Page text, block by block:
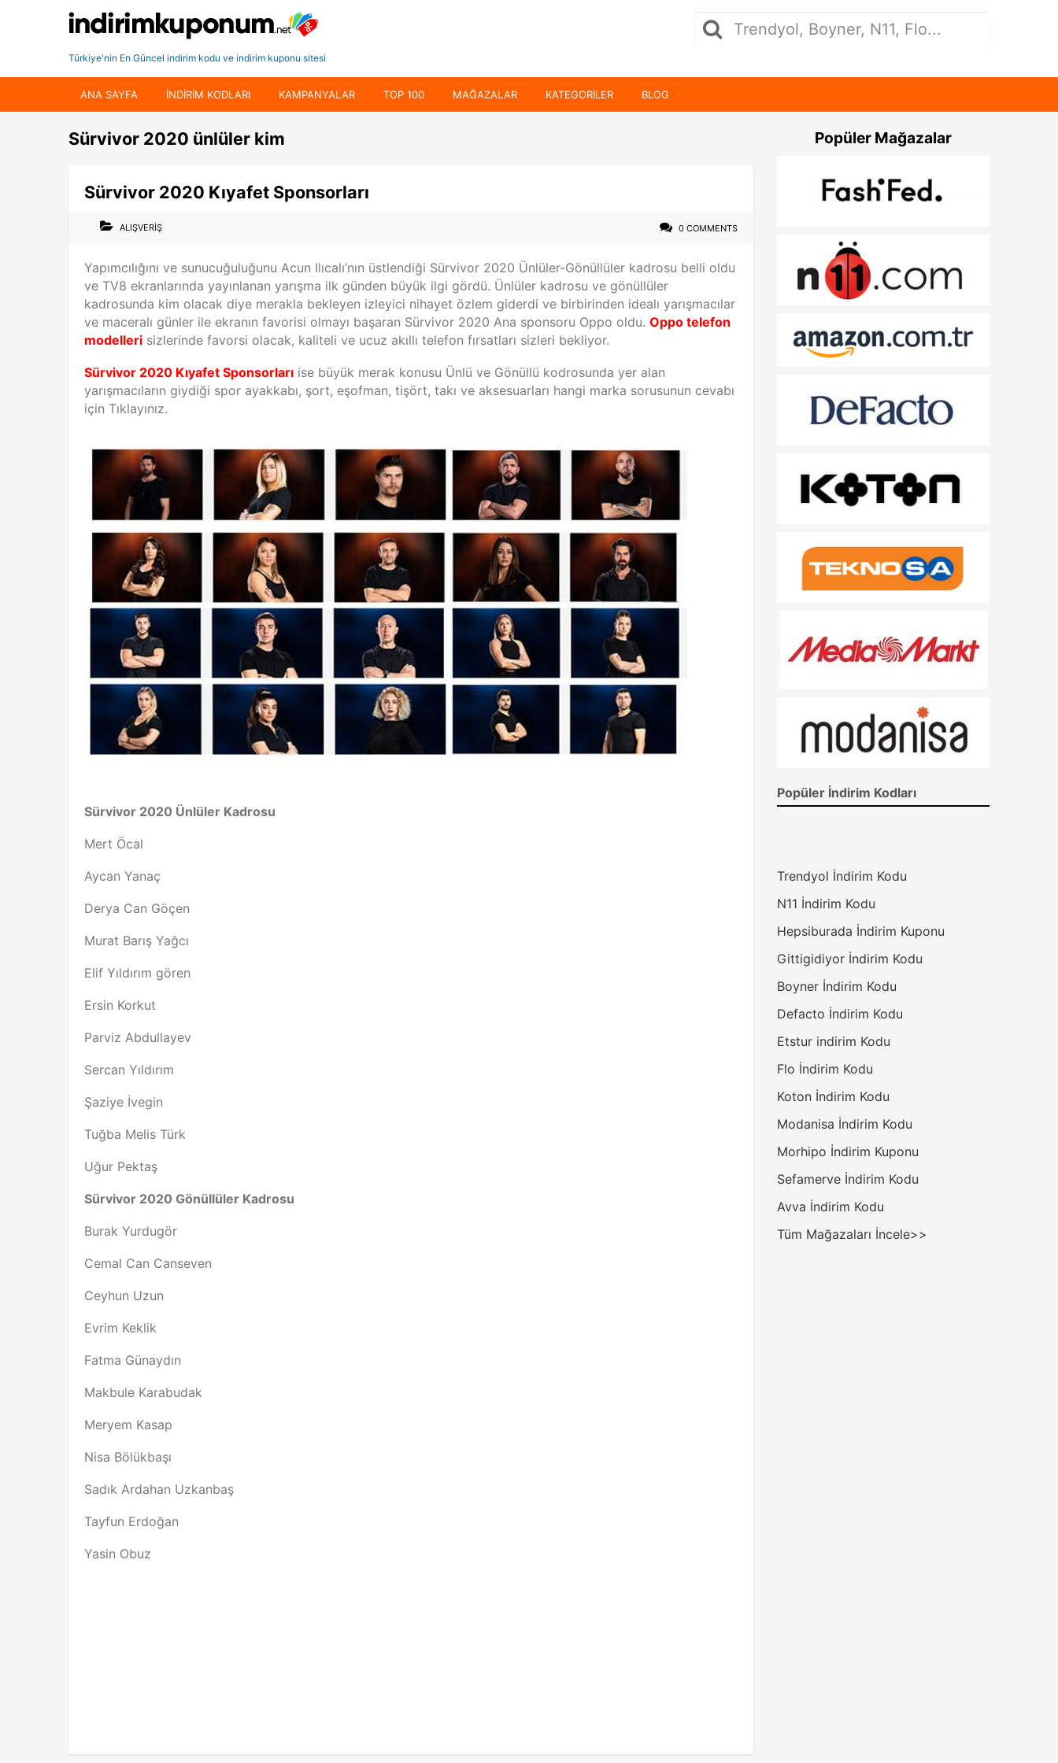
Türkiye'nin En Güncel indirim kodu ve indirim kuponu sitesi
ANA SAYFA INDIRIM KODLARI KAMPANYALAR TOP 100 MAĞAZALAR KATEGORILER BLOG
Sürvivor 2020 ünlüler kim
Sürvivor 2020 Kıyafet Sponsorları
ALIŞVERIŞ 0 COMMENTS
Yapımcılığını ve sunucuğuluğunu Acun Ilıcalı’nın üstlendiği Sürvivor 2020 Ünlüler-Gönüllüler kadrosu belli oldu
ve TV8 ekranlarında yayınlanan yarışma ilk günden büyük ilgi gördü. Ünlüler kadrosu ve gönüllüler
kadrosunda kim olacak diye merakla bekleyen izleyici nihayet özlem giderdi ve birbirinden idealı yarışmacılar
ve maceralı günler ile ekranın favorisi olmayı başaran Sürvivor 2020 Ana sponsoru Oppo oldu. Oppo telefon
modelleri sizlerinde favorsi olacak, kaliteli ve ucuz akıllı telefon fırsatları sizleri bekliyor.
Sürvivor 2020 Kıyafet Sponsorları ise büyük merak konusu Ünlü ve Gönüllü kodrosunda yer alan
yarışmacıların giydiği spor ayakkabı, şort, eşofman, tişört, takı ve aksesuarları hangi marka sorusunun cevabı
için Tıklayınız.
Sürvivor 2020 Ünlüler Kadrosu
Mert Öcal
Aycan Yanaç
Derya Can Göçen
Murat Barış Yağcı
Elif Yıldırım gören
Ersin Korkut
Parviz Abdullayev
Sercan Yıldırım
Şaziye İvegin
Tuğba Melis Türk
Uğur Pektaş
Sürvivor 2020 Gönüllüler Kadrosu
Burak Yurdugör
Cemal Can Canseven
Ceyhun Uzun
Evrim Keklik
Fatma Günaydın
Makbule Karabudak
Meryem Kasap
Nisa Bölükbaşı
Sadık Ardahan Uzkanbaş
Tayfun Erdoğan
Yasin Obuz
Popüler Mağazalar
Popüler İndirim Kodları
Trendyol İndirim Kodu
N11 İndirim Kodu
Hepsiburada İndirim Kuponu
Gittigidiyor İndirim Kodu
Boyner İndirim Kodu
Defacto İndirim Kodu
Etstur indirim Kodu
Flo İndirim Kodu
Koton İndirim Kodu
Modanisa İndirim Kodu
Morhipo İndirim Kuponu
Sefamerve İndirim Kodu
Avva İndirim Kodu
Tüm Mağazaları İncele>>